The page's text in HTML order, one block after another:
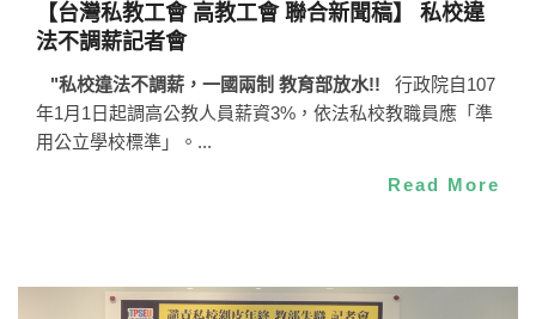
【台灣私教工會 高教工會 聯合新聞稿】 私校違
法不調薪記者會
"私校違法不調薪，一國兩制 教育部放水!! 行政院自107
年1月1日起調高公教人員薪資3%，依法私校教職員應「準
用公立學校標準」。...
Read More